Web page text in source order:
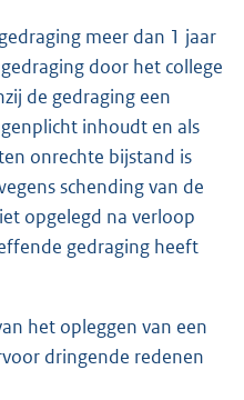
meer dan 1 jaar
door het college
de gedraging een
inhoudt en als
onrechte bijstand is
schending van de
opgelegd na verloop
gedraging heeft
het opleggen van een
dringende redenen